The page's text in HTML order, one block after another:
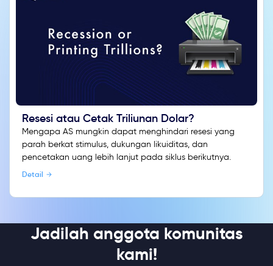
Resesi atau Cetak Triliunan Dolar?
Mengapa AS mungkin dapat menghindari resesi yang
parah berkat stimulus, dukungan likuiditas, dan
pencetakan uang lebih lanjut pada siklus berikutnya.
Detail
Jadilah anggota komunitas
kami!